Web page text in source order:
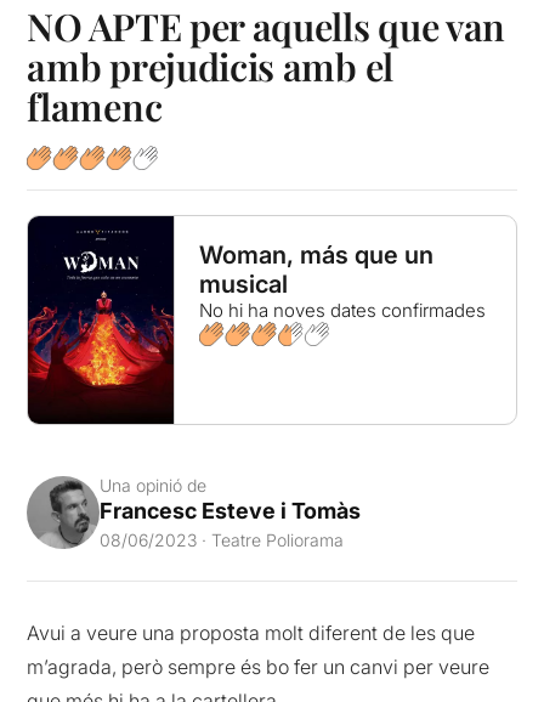
NO APTE per aquells que van
amb prejudicis amb el
flamenc
Woman, más que un
musical
No hi ha noves dates confirmades
Una opinió de
Francesc Esteve i Tomàs
08/06/2023 · Teatre Poliorama
Avui a veure una proposta molt diferent de les que
m’agrada, però sempre és bo fer un canvi per veure